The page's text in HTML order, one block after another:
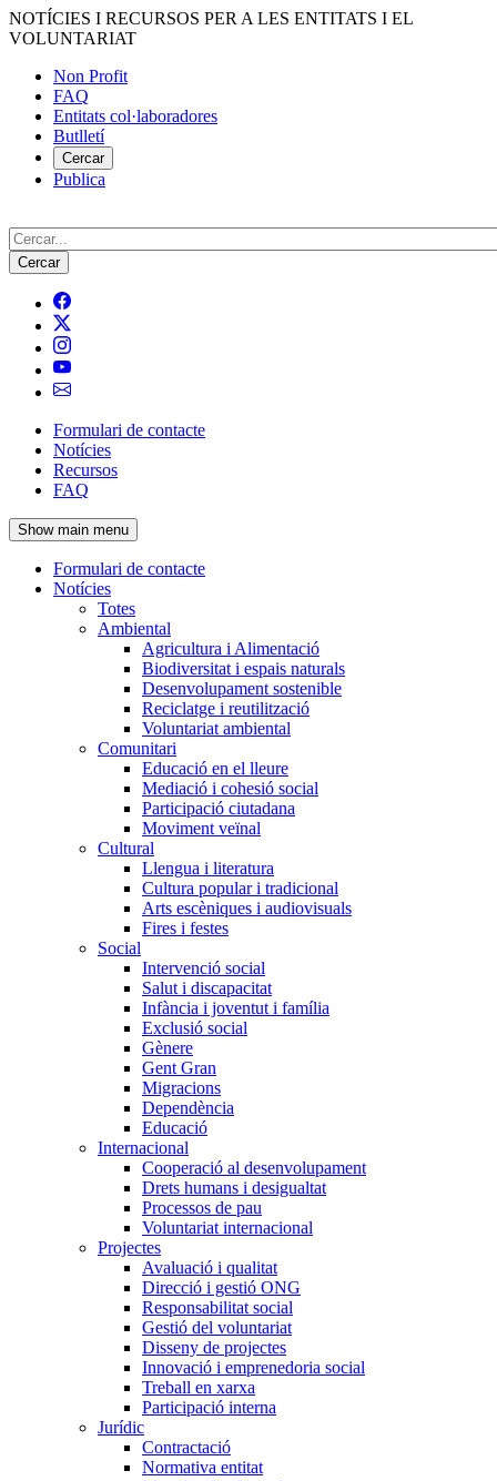
Vés
al
NOTÍCIES I RECURSOS PER A LES ENTITATS I EL
VOLUNTARIAT
Menú
del
compte
d'usuari
Non Profit
FAQ
Entitats col·laboradores
Butlletí
Cercar
Publica
Cerca
Navegació
principal
de
l'encapçalament
Formulari de contacte
Notícies
Recursos
FAQ
Show main menu
Navegació
principal
Formulari de contacte
Notícies
Totes
Ambiental
Agricultura i Alimentació
Biodiversitat i espais naturals
Desenvolupament sostenible
Reciclatge i reutilització
Voluntariat ambiental
Comunitari
Educació en el lleure
Mediació i cohesió social
Participació ciutadana
Moviment veïnal
Cultural
Llengua i literatura
Cultura popular i tradicional
Arts escèniques i audiovisuals
Fires i festes
Social
Intervenció social
Salut i discapacitat
Infància i joventut i família
Exclusió social
Gènere
Gent Gran
Migracions
Dependència
Educació
Internacional
Cooperació al desenvolupament
Drets humans i desigualtat
Processos de pau
Voluntariat internacional
Projectes
Avaluació i qualitat
Direcció i gestió ONG
Responsabilitat social
Gestió del voluntariat
Disseny de projectes
Innovació i emprenedoria social
Treball en xarxa
Participació interna
Jurídic
Contractació
Normativa entitat